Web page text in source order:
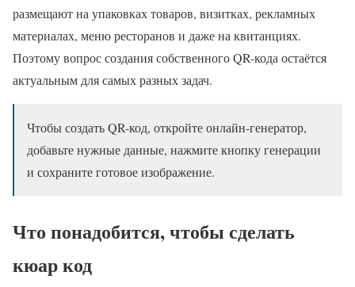
размещают на упаковках товаров, визитках, рекламных
материалах, меню ресторанов и даже на квитанциях.
Поэтому вопрос создания собственного QR-кода остаётся
актуальным для самых разных задач.
Чтобы создать QR-код, откройте онлайн-генератор,
добавьте нужные данные, нажмите кнопку генерации
и сохраните готовое изображение.
Что понадобится, чтобы сделать
кюар код